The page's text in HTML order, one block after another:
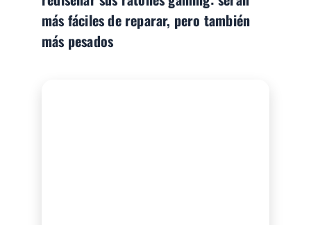
más fáciles de reparar, pero también
más pesados